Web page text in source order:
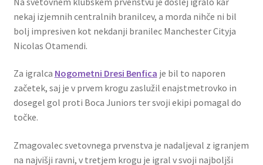
nekaj izjemnih centralnih branilcev, a morda nihče ni bil
bolj impresiven kot nekdanji branilec Manchester Cityja
Nicolas Otamendi.
Za igralca Nogometni Dresi Benfica je bil to naporen
začetek, saj je v prvem krogu zaslužil enajstmetrovko in
dosegel gol proti Boca Juniors ter svoji ekipi pomagal do
točke.
Zmagovalec svetovnega prvenstva je nadaljeval z igranjem
na najvišji ravni, v tretjem krogu je igral v svoji najboljši